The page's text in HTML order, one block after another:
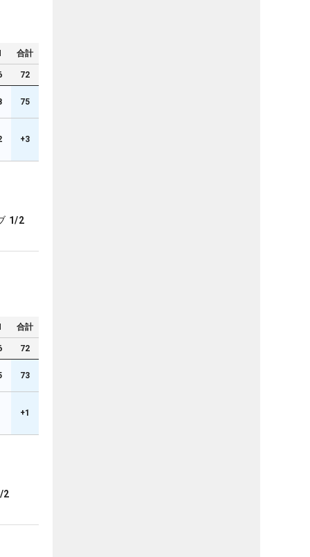
合計
72
75
+3
1/2
合計
72
73
+1
2